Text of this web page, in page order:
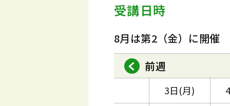
受講日時
8月は第2（金）に開催
前週
3日(月)